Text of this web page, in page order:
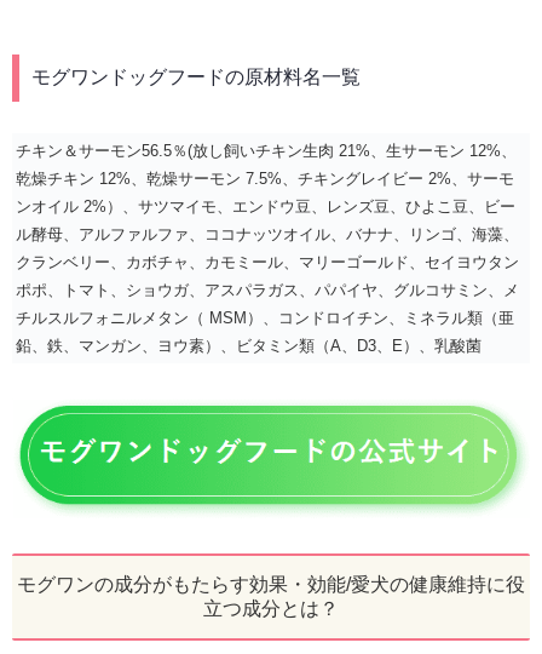
モグワンドッグフードの原材料名一覧
チキン＆サーモン56.5％(放し飼いチキン生肉 21%、生サーモン 12%、
乾燥チキン 12%、乾燥サーモン 7.5%、チキングレイビー 2%、サーモ
ンオイル 2%）、サツマイモ、エンドウ豆、レンズ豆、ひよこ豆、ビー
ル酵母、アルファルファ、ココナッツオイル、バナナ、リンゴ、海藻、
クランベリー、カボチャ、カモミール、マリーゴールド、セイヨウタン
ポポ、トマト、ショウガ、アスパラガス、パパイヤ、グルコサミン、メ
チルスルフォニルメタン（ MSM）、コンドロイチン、ミネラル類（亜
鉛、鉄、マンガン、ヨウ素）、ビタミン類（A、D3、E）、乳酸菌
モグワンの成分がもたらす効果・効能/愛犬の健康維持に役
立つ成分とは？